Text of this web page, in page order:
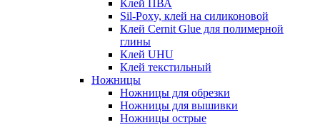
Клей ПВА
Sil-Poxy, клей на силиконовой
Клей Cernit Glue для полимерной
глины
Клей UHU
Клей текстильный
Ножницы
Ножницы для обрезки
Ножницы для вышивки
Ножницы острые